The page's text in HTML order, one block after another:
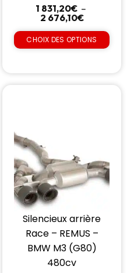
1 831,20€ –
2 676,10€
CHOIX DES OPTIONS
Silencieux arrière
Race – REMUS –
BMW M3 (G80)
480cv